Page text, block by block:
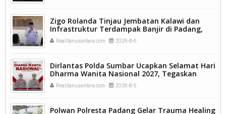
Zigo Rolanda Tinjau Jembatan Kalawi dan
Infrastruktur Terdampak Banjir di Padang,
Pemulihan Pascabencana Jadi Prioritas.
Realitanusantara.com 2026-8-6
Dirlantas Polda Sumbar Ucapkan Selamat Hari
Dharma Wanita Nasional 2027, Tegaskan
Peran Perempuan sebagai Pilar Bangsa
Realitanusantara.com 2026-8-5
Polwan Polresta Padang Gelar Trauma Healing